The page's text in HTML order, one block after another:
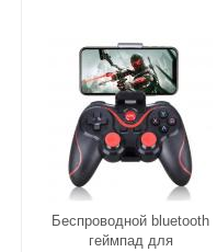
Беспроводной bluetooth
геймпад для